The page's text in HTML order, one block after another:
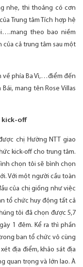
nhẹ, thi thoảng có cơn
Trung tâm Tích hợp hệ
theo bao niềm
cả trung tâm sau một
về phía Ba Vì,…điểm đến
mang tên Rose Villas
kick-off
chị Hường NTT giao
kick-off cho trung tâm.
chọn tôi sẽ bình chọn
Với một người cầu toàn
của chị giống như việc
tổ chức huy động tất cả
tôi đã chọn được 5,7
1 đêm. Kể ra thì phần
ban tổ chức vô cùng
địa điểm, khảo sát địa
quan trọng và lớn lao. À